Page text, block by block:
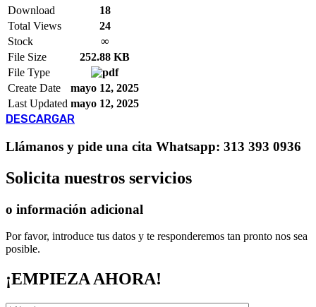
Download
18
Total Views
24
Stock
∞
File Size
252.88 KB
File Type
Create Date
mayo 12, 2025
Last Updated mayo 12, 2025
DESCARGAR
Llámanos y pide una cita Whatsapp: 313 393 0936
Solicita nuestros servicios
o información adicional
Por favor, introduce tus datos y te responderemos tan pronto nos sea
posible.
¡EMPIEZA AHORA!